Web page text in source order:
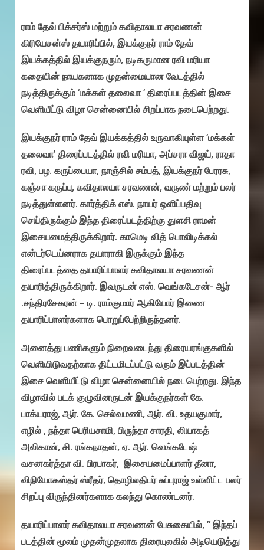
ராம் தேவ் பிக்சர்ஸ் மற்றும் கவிதாலயா சரவணன்
கிரியேசன்ஸ் தயாரிப்பில், இயக்குநர் ராம் தேவ்
இயக்கத்தில் இயக்குநரும், நடிகருமான ரவி மரியா
கதையின் நாயகனாக முதன்மையான வேடத்தில்
நடித்திருக்கும் ‘மக்கள் தலைவா ‘ திரைப்படத்தின் இசை
வெளியீட்டு விழா சென்னையில் சிறப்பாக நடைபெற்றது.
இயக்குநர் ராம் தேவ் இயக்கத்தில் உருவாகியுள்ள ‘மக்கள்
தலைவா’ திரைப்படத்தில் ரவி மரியா, அப்சரா விஜய், ராதா
ரவி, பழ. கருப்பையா, நாஞ்சில் சம்பத், இயக்குநர் பேரரசு,
கஞ்சா கருப்பு, கவிதாலயா சரவணன், வருண் மற்றும் பலர்
நடித்துள்ளனர். கார்த்திக் எஸ். நாயர் ஒளிப்பதிவு
செய்திருக்கும் இந்த திரைப்படத்திற்கு துளசி ராமன்
இசையமைத்திருக்கிறார். காமெடி வித் பொலிடிக்கல்
என்டர்டெய்னராக தயாராகி இருக்கும் இந்த
திரைப்படத்தை தயாரிப்பாளர் கவிதாலயா சரவணன்
தயாரித்திருக்கிறார். இவருடன் எஸ். வெங்கடேசன்- ஆர்
.சந்திரசேகரன் – டி. ராம்குமார் ஆகியோர் இணை
தயாரிப்பாளர்களாக பொறுப்பேற்றிருந்தனர்.
அனைத்து பணிகளும் நிறைவடைந்து திரையரங்குகளில்
வெளியிடுவதற்காக திட்டமிடப்பட்டு வரும் இப்படத்தின்
இசை வெளியீட்டு விழா சென்னையில் நடைபெற்றது. இந்த
விழாவில் படக் குழுவினருடன் இயக்குநர்கள் கே.
பாக்யராஜ், ஆர். கே. செல்வமணி, ஆர். வி. உதயகுமார்,
எழில் , நந்தா பெரியசாமி, பிருந்தா சாரதி, லியாகத்
அலிகான், சி. ரங்கநாதன், ஏ. ஆர். வெங்கடேஷ்
வசனகர்த்தா வி. பிரபாகர், இசையமைப்பாளர் தீனா,
விநியோகஸ்தர் ஸ்ரீதர், தொழிலதிபர் சுப்புராஜ் உள்ளிட்ட பலர்
சிறப்பு விருந்தினர்களாக கலந்து கொண்டனர்.
தயாரிப்பாளர் கவிதாலயா சரவணன் பேசுகையில், ” இந்தப்
படத்தின் மூலம் முதன்முதலாக திரையுலகில் அடியெடுத்து